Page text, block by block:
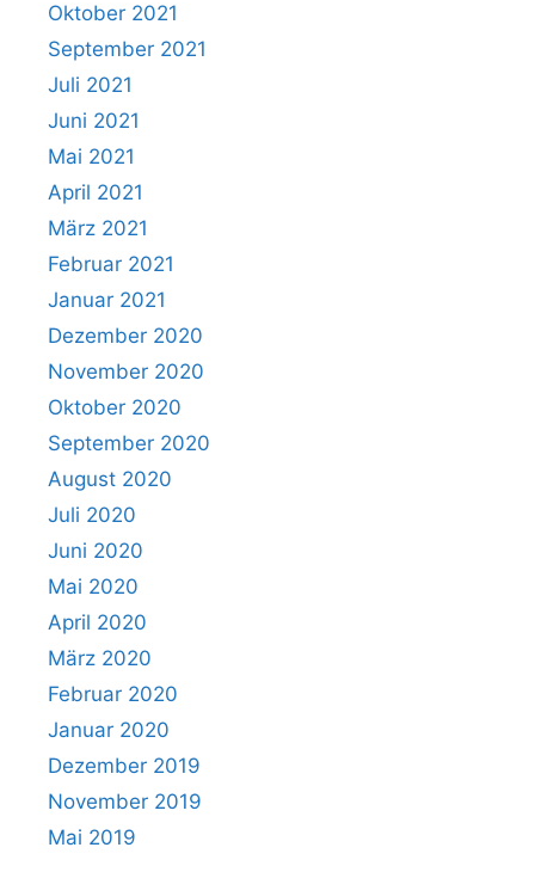
Oktober 2021
September 2021
Juli 2021
Juni 2021
Mai 2021
April 2021
März 2021
Februar 2021
Januar 2021
Dezember 2020
November 2020
Oktober 2020
September 2020
August 2020
Juli 2020
Juni 2020
Mai 2020
April 2020
März 2020
Februar 2020
Januar 2020
Dezember 2019
November 2019
Mai 2019